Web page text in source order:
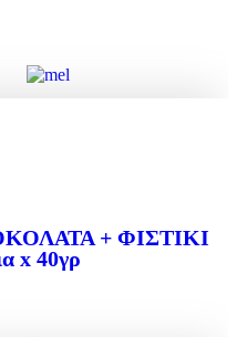
to cart
+ ΦΙΣΤΙΚΙ
x 40γρ